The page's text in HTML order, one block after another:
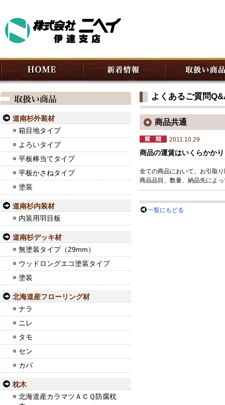
道南杉外装材
箱目地タイプ
よろいタイプ
平板棒当てタイプ
平板かさねタイプ
塗装
道南杉内装材
内装用羽目板
道南杉デッキ材
無塗装タイプ（29mm）
ウッドロングエコ塗装タイプ
塗装
北海道産フローリング材
ナラ
ニレ
タモ
セン
カバ
枕木
北海道産カラマツＡＣＱ防腐枕
よくあるご質問
商品共通
2011.10.29
商品の運賃はいくらかか
全ての商品において、お引取
商品品目、数量、納品先によ
一覧にもどる